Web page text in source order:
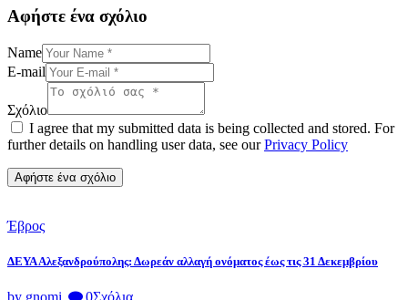
Αφήστε ένα σχόλιο
Name
E-mail
Σχόλιο
I agree that my submitted data is being collected and stored. For
further details on handling user data, see ourPrivacy Policy
Έβρος
ΔΕΥΑ Αλεξανδρούπολης: Δωρεάν αλλαγή ονόματος έως τις 31 Δεκεμβρίου
by gnomi 0Σχόλια